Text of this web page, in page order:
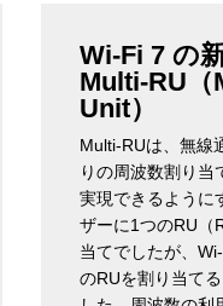
Wi-Fi 7 の
Multi-RU
Unit）
Multi-RUは、無線
りの周波数割り当
実現できるように
ザーに1つのRU​（
当てでしたが、
のRUを割り当て